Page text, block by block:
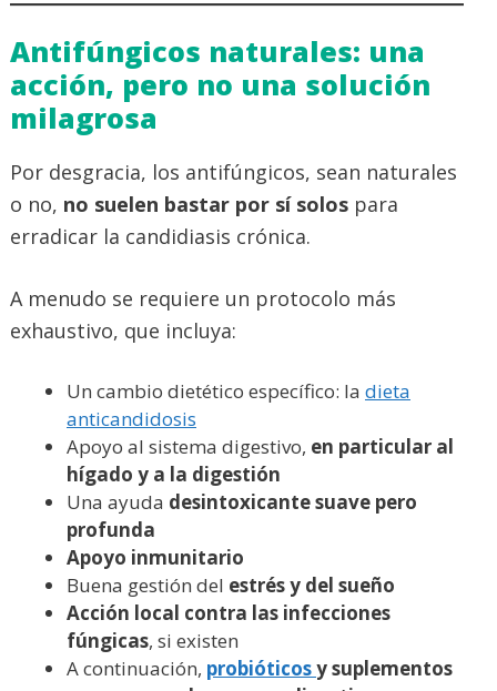
Antifúngicos naturales: una
acción, pero no una solución
milagrosa
Por desgracia, los antifúngicos, sean naturales
o no, no suelen bastar por sí solos para
erradicar la candidiasis crónica.
A menudo se requiere un protocolo más
exhaustivo, que incluya:
Un cambio dietético específico: la dieta
anticandidosis
Apoyo al sistema digestivo, en particular al
hígado y a la digestión
Una ayuda desintoxicante suave pero
profunda
Apoyo inmunitario
Buena gestión del estrés y del sueño
Acción local contra las infecciones
fúngicas, si existen
A continuación, probióticosy suplementos